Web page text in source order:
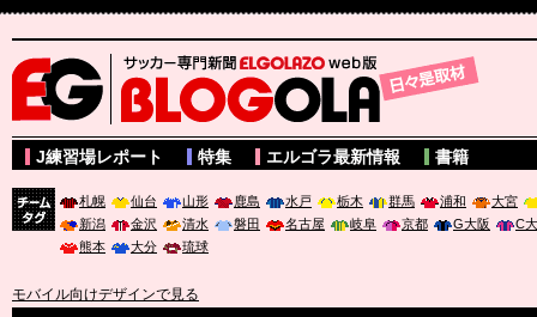
サッカー専門新聞ELGOLAZO web版 BLOGOLA
J練習場レポート 特集 エルゴラ最新情報 書籍
札幌 仙台 山形 鹿島 水戸 栃木 群馬 浦和
大宮
新潟
金沢 清水 磐田 名古屋 岐阜 京都 G大阪
C
熊本
大分 琉球
モバイル向けデザインで見る